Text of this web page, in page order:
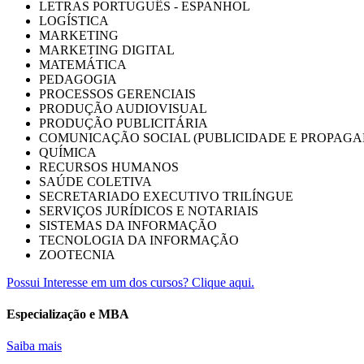
LETRAS PORTUGUÊS - ESPANHOL
LOGÍSTICA
MARKETING
MARKETING DIGITAL
MATEMÁTICA
PEDAGOGIA
PROCESSOS GERENCIAIS
PRODUÇÃO AUDIOVISUAL
PRODUÇÃO PUBLICITÁRIA
COMUNICAÇÃO SOCIAL (PUBLICIDADE E
QUÍMICA
RECURSOS HUMANOS
SAÚDE COLETIVA
SECRETARIADO EXECUTIVO TRILÍNGUE
SERVIÇOS JURÍDICOS E NOTARIAIS
SISTEMAS DA INFORMAÇÃO
TECNOLOGIA DA INFORMAÇÃO
ZOOTECNIA
Possui Interesse em um dos cursos? Clique aqui.
Especialização e MBA
Saiba mais